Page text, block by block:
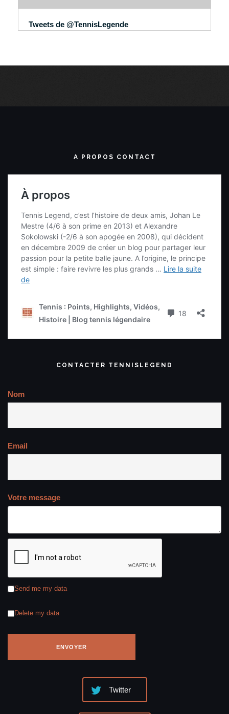
Tweets de @TennisLegende
A PROPOS CONTACT
CONTACTER TENNISLEGEND
Nom
Email
Votre message
Send me my data
Delete my data
Twitter